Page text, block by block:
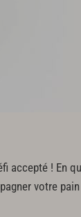
accepté ! En
votre